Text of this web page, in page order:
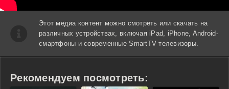
Этот медиа контент можно смотреть или скачать на
различных устройствах, включая iPad, iPhone, Android-
смартфоны и современные SmartTV телевизоры.
Рекомендуем посмотреть: